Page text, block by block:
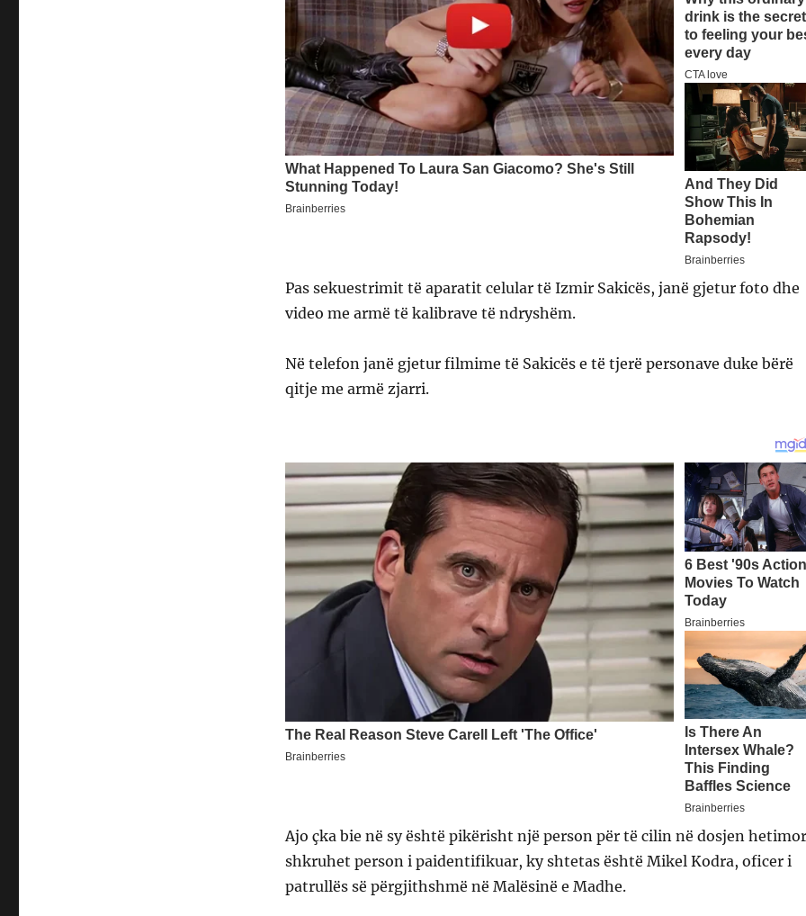
Pas sekuestrimit të aparatit celular të Izmir Sakicës, janë gjetur foto dhe
video me armë të kalibrave të ndryshëm.
Në telefon janë gjetur filmime të Sakicës e të tjerë personave duke bërë
qitje me armë zjarri.
Ajo çka bie në sy është pikërisht një person për të cilin në dosjen
shkruhet person i paidentifikuar, ky shtetas është Mikel Kodra, oficer i
patrullës së përgjithshmë në Malësinë e Madhe.